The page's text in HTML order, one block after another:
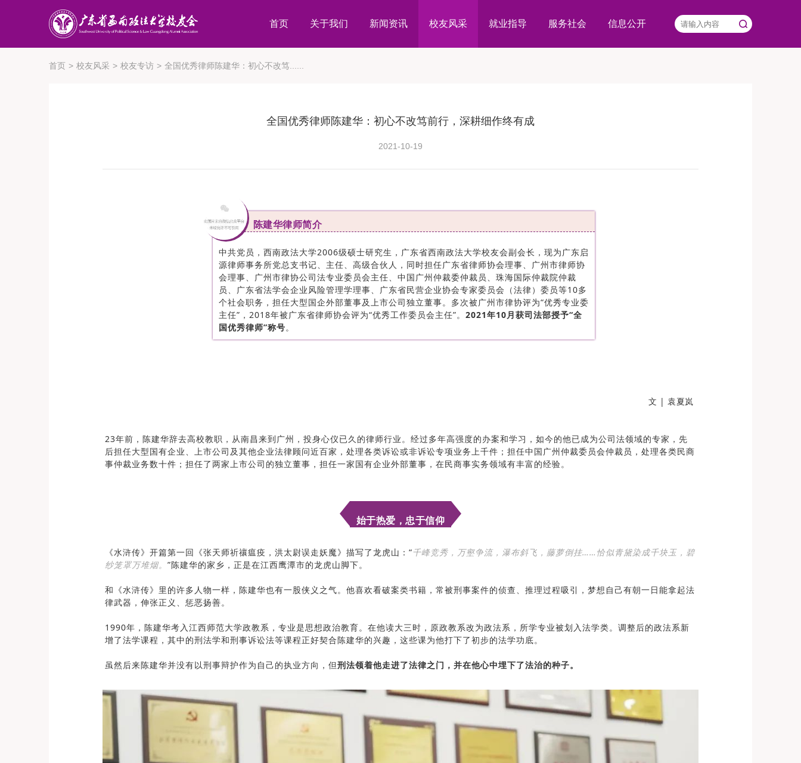
首页 关于我们 新闻资讯 校友风采 就业指导 服务社会 信息公开
首页 校友风采 校友专访 全国优秀律师陈建华：初心不改笃......
全国优秀律师陈建华：初心不改笃前行，深耕细作终有成
2021-10-19
陈建华律师简介
中共党员，西南政法大学2006级硕士研究生，广东省西南政法大学校友会副会长，现为广东启
源律师事务所党总支书记、主任、高级合伙人，同时担任广东省律师协会理事、广州市律师协
会理事、广州市律协公司法专业委员会主任、中国广州仲裁委仲裁员、珠海国际仲裁院仲裁
员、广东省法学会企业风险管理学理事、广东省民营企业协会专家委员会（法律）委员等10多
个社会职务，担任大型国企外部董事及上市公司独立董事。多次被广州市律协评为“优秀专业委
主任”，2018年被广东省律师协会评为“优秀工作委员会主任”。 2021年10月获司法部授予“全
国优秀律师”称号。
文 | 袁夏岚
23年前，陈建华辞去高校教职，从南昌来到广州，投身心仪已久的律师行业。经过多年高强度的办案和学习，如今的他已成为公司法领域的专家，先
后担任大型国有企业、上市公司及其他企业法律顾问近百家，处理各类诉讼或非诉讼专项业务上千件；担任中国广州仲裁委员会仲裁员，处理各类民商
事仲裁业务数十件；担任了两家上市公司的独立董事，担任一家国有企业外部董事，在民商事实务领域有丰富的经验。
始于热爱，忠于信仰
《水浒传》开篇第一回《张天师祈禳瘟疫，洪太尉误走妖魔》描写了龙虎山：“千峰竞秀，万壑争流，瀑布斜飞，藤萝倒挂……恰似青黛染成千块玉，碧
纱笼罩万堆烟。 ”陈建华的家乡，正是在江西鹰潭市的龙虎山脚下。
和《水浒传》里的许多人物一样，陈建华也有一股侠义之气。他喜欢看破案类书籍，常被刑事案件的侦查、推理过程吸引，梦想自己有朝一日能拿起法
律武器，伸张正义、惩恶扬善。
1990年，陈建华考入江西师范大学政教系，专业是思想政治教育。在他读大三时，原政教系改为政法系，所学专业被划入法学类。调整后的政法系新
增了法学课程，其中的刑法学和刑事诉讼法等课程正好契合陈建华的兴趣，这些课为他打下了初步的法学功底。
虽然后来陈建华并没有以刑事辩护作为自己的执业方向，但刑法领着他走进了法律之门，并在他心中埋下了法治的种子。